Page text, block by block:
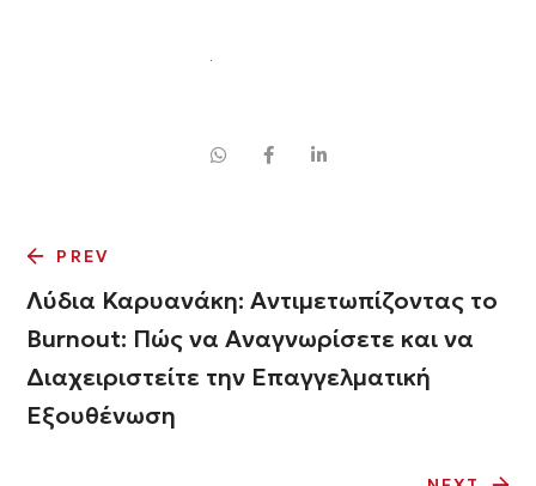
PREV
Λύδια Καρυανάκη: Αντιμετωπίζοντας το
Burnout: Πώς να Αναγνωρίσετε και να
Διαχειριστείτε την Επαγγελματική
Εξουθένωση